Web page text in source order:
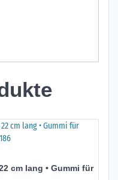
cm lang • Gummi für